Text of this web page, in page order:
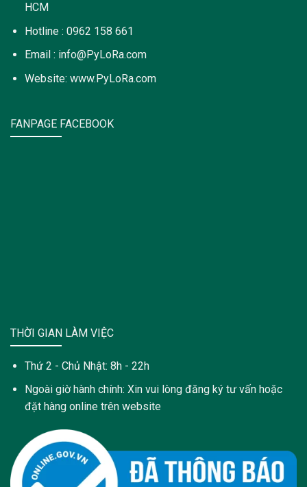
HCM
Hotline : 0962 158 661
Email : info@PyLoRa.com
Website: www.PyLoRa.com
FANPAGE FACEBOOK
THỜI GIAN LÀM VIỆC
Thứ 2 - Chủ Nhật: 8h - 22h
Ngoài giờ hành chính: Xin vui lòng đăng ký tư vấn hoặc
đặt hàng online trên website